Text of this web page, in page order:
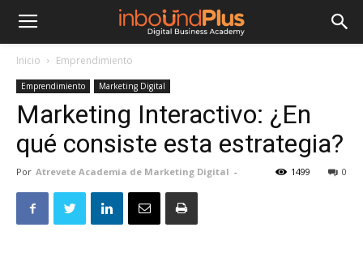
Inicio Emprendimiento
Emprendimiento Marketing Digital
Marketing Interactivo: ¿En
qué consiste esta estrategia?
Por Atrevete Academia de Marketing Digital - 0
1499